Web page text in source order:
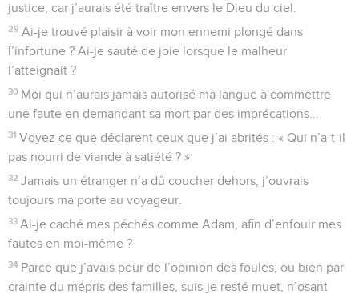
justice, car j’aurais été traître envers le Dieu du ciel.
29 Ai-je trouvé plaisir à voir mon ennemi plongé dans
l’infortune ? Ai-je sauté de joie lorsque le malheur
l’atteignait ?
30 Moi qui n’aurais jamais autorisé ma langue à commettre
une faute en demandant sa mort par des imprécations...
31 Voyez ce que déclarent ceux que j’ai abrités : « Qui n’a-t-il
pas nourri de viande à satiété ? »
32 Jamais un étranger n’a dû coucher dehors, j’ouvrais
toujours ma porte au voyageur.
33 Ai-je caché mes péchés comme Adam, afin d’enfouir mes
fautes en moi-même ?
34 Parce que j’avais peur de l’opinion des foules, ou bien par
crainte du mépris des familles, suis-je resté muet, n’osant